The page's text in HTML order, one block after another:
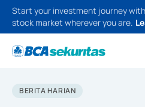
Start your investment journey
stock market wherever you are.
BERITA HARIAN